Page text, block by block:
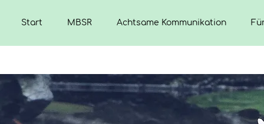
Start MBSR Achtsame Kommunikation